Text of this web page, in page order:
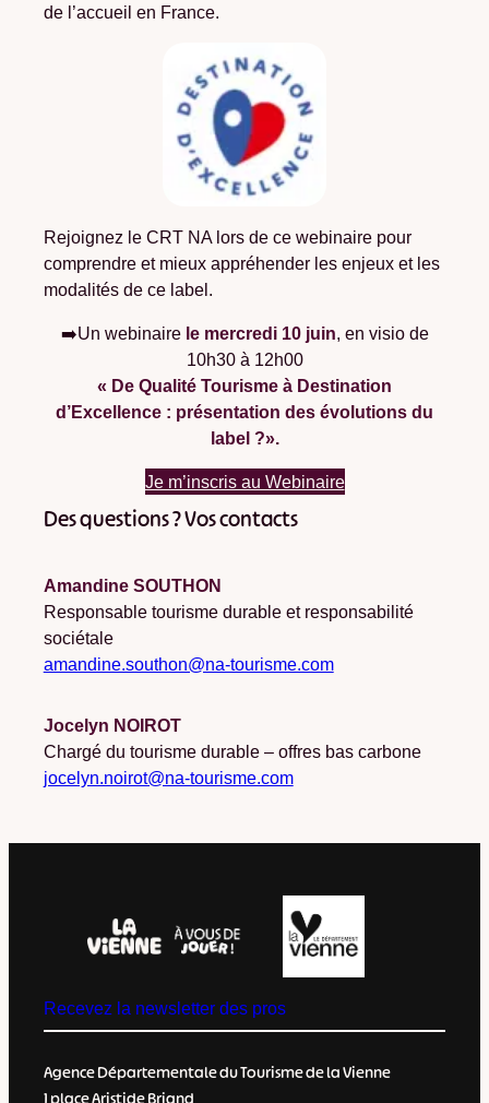
de l’accueil en France.
Rejoignez le CRT NA lors de ce webinaire pour
comprendre et mieux appréhender les enjeux et les
modalités de ce label.
➡️Un webinaire le mercredi 10 juin, en visio de
10h30 à 12h00
« De Qualité Tourisme à Destination
d’Excellence : présentation des évolutions du
label ?».
Je m’inscris au Webinaire
Des questions ? Vos contacts
Amandine SOUTHON
Responsable tourisme durable et responsabilité
sociétale
amandine.southon@na-tourisme.com
Jocelyn NOIROT
Chargé du tourisme durable – offres bas carbone
jocelyn.noirot@na-tourisme.com
Recevez la newsletter des pros
Agence Départementale du Tourisme de la Vienne
1 place Aristide Briand